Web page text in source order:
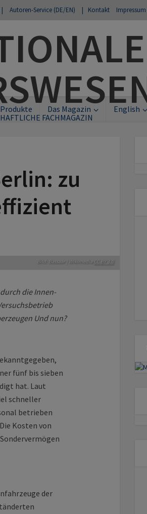
Autoren-Service (DE/EN) | Kontakt Impressum
FACHMAGAZIN
Produkte Das Magazin English
zu
Bild: Bassaar | Wikimedia CC BY 3.0
durch die Innen­
Und nun?
fünf bis sieben
hat. Laut
schneller
betrieben
Kosten von
der